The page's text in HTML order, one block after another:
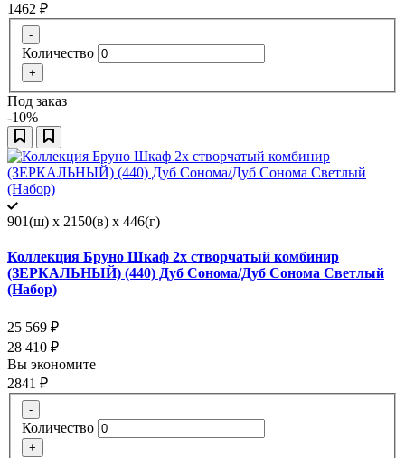
1462 ₽
-
Количество
+
Под заказ
-10%
901(ш) x 2150(в) x 446(г)
Коллекция Бруно Шкаф 2х створчатый комбинир
(ЗЕРКАЛЬНЫЙ) (440) Дуб Сонома/Дуб Сонома Светлый
(Набор)
25 569 ₽
28 410 ₽
Вы экономите
2841 ₽
-
Количество
+